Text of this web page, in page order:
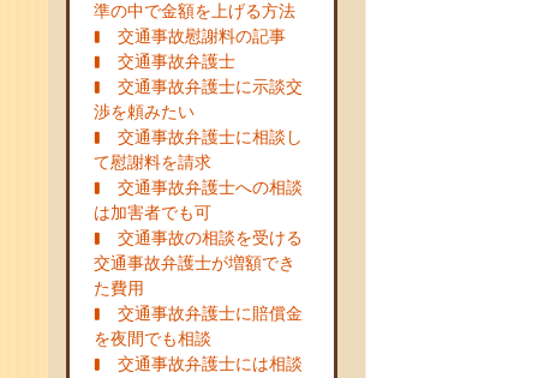
準の中で金額を上げる方法
交通事故慰謝料の記事
交通事故弁護士
交通事故弁護士に示談交
渉を頼みたい
交通事故弁護士に相談し
て慰謝料を請求
交通事故弁護士への相談
は加害者でも可
交通事故の相談を受ける
交通事故弁護士が増額でき
た費用
交通事故弁護士に賠償金
を夜間でも相談
交通事故弁護士には相談